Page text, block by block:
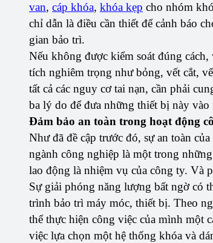
van, cáp khóa, khóa kẹp cho nhóm
chỉ dẫn là điều cần thiết để cảnh báo
gian bảo trì.
Nếu không được kiểm soát đúng
tích nghiêm trọng như bỏng, vết cắt,
tất cả các nguy cơ tai nạn, cần phải
ba lý do để đưa những thiết bị này vào
Đảm bảo an toàn trong hoạt động
Như đã đề cập trước đó, sự an toàn
ngành công nghiệp là một trong
lao động là nhiệm vụ của công ty. Và
Sự giải phóng năng lượng bất ngờ có
trình bảo trì máy móc, thiết bị. Theo
thể thực hiện công việc của mình một
việc lựa chọn một hệ thống khóa và